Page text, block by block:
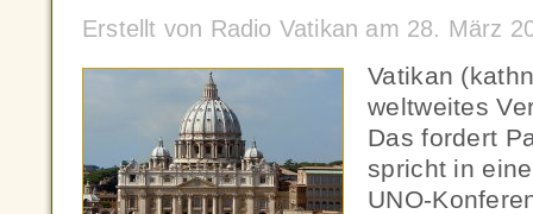
Erstellt von Radio Vatikan am 28. März
Vatikan
weltweites
Das fordert
spricht in
UNO-